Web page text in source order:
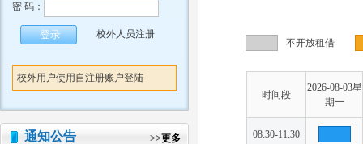
密 码：
校外人员注册
校外用户使用自注册账户登陆
通知公告 >>更多
不开放租借
时间段
2026-08-03星
期一
08:30-11:30